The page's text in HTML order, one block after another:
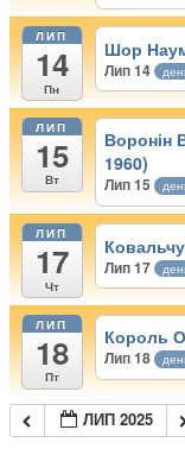
ЛИП
14
Пн
Шор Наум
Лип 14
ЛИП
15
Вт
Воронін
1960)
Лип 15
ЛИП
17
Чт
Лип 17
ЛИП
18
Пт
Король
Лип 18
ЛИП 2025